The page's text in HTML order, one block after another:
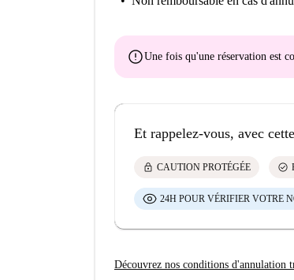
errorUne fois qu'une réservation est
Et rappelez-vous, avec
lock CAUTION PROTÉGÉE check_circle
24H POUR VÉRIFIER VOTRE
Découvrez nos conditions d'annulation